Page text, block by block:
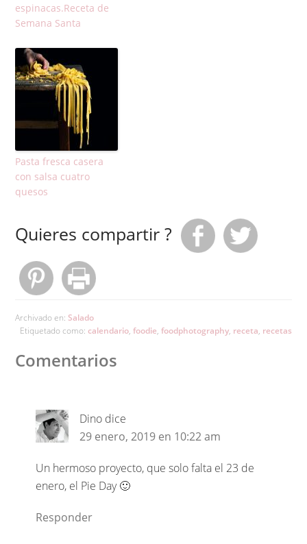
espinacas.Receta de
Semana Santa
Pasta fresca casera
con salsa cuatro
quesos
Quieres compartir ?
Archivado en: Salado
Etiquetado como: calendario, foodie, foodphotography, receta, recetas
Comentarios
Dino dice
29 enero, 2019 en 10:22 am
Un hermoso proyecto, que solo falta el 23 de
enero, el Pie Day 🙂
Responder